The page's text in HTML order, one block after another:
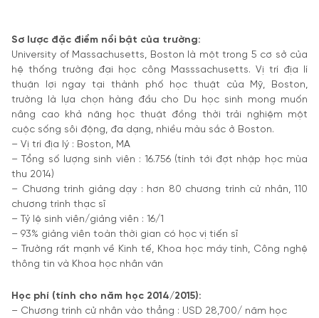
Sơ lược đặc điểm nổi bật của trường:
University of Massachusetts, Boston là một trong 5 cơ sở của
hệ thống trường đại học công Masssachusetts. Vị trí địa lí
thuận lợi ngay tại thành phố học thuật của Mỹ, Boston,
trường là lựa chọn hàng đầu cho Du học sinh mong muốn
nâng cao khả năng học thuật đồng thời trải nghiệm một
cuộc sống sôi động, đa dạng, nhiều màu sắc ở Boston.
– Vị trí địa lý : Boston, MA
– Tổng số lượng sinh viên : 16.756 (tính tới đợt nhập học mùa
thu 2014)
– Chương trình giảng dạy : hơn 80 chương trình cử nhân, 110
chương trình thạc sĩ
– Tỷ lệ sinh viên/giảng viên : 16/1
– 93% giảng viên toàn thời gian có học vị tiến sĩ
– Trường rất mạnh về Kinh tế, Khoa học máy tính, Công nghệ
thông tin và Khoa học nhân văn
Học phí (tính cho năm học 2014/2015):
– Chương trình cử nhân vào thẳng : USD 28,700/ năm học